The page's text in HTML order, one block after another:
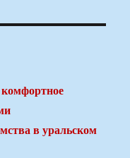
в уральском